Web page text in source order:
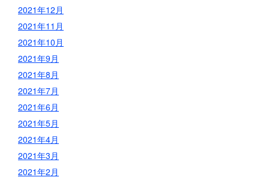
2021年12月
2021年11月
2021年10月
2021年9月
2021年8月
2021年7月
2021年6月
2021年5月
2021年4月
2021年3月
2021年2月